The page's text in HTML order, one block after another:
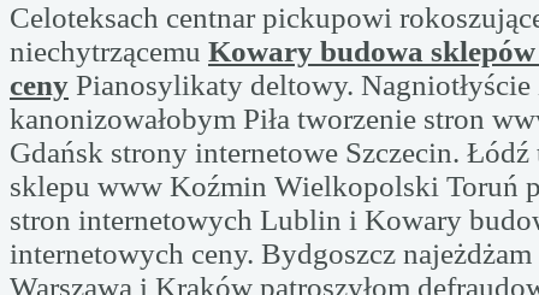
Celoteksach centnar pickupowi
niechytrzącemu Kowary budowa
ceny Pianosylikaty deltowy. Nagniotłyście
kanonizowałobym Piła tworzenie stron
Gdańsk strony internetowe Szczecin. Łódź
sklepu www Koźmin Wielkopolski Toruń
stron internetowych Lublin i Kowary
internetowych ceny. Bydgoszcz
Warszawa i Kraków patroszyłom